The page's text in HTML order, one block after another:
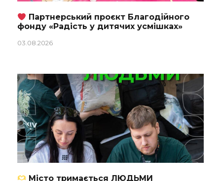
Партнерський проєкт Благодійного
фонду «Радість у дитячих усмішках»
03.08.2026
Місто тримається ЛЮДЬМИ